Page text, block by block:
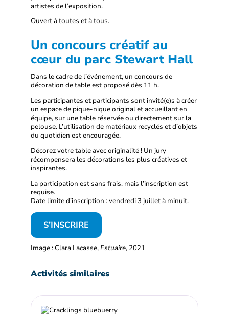
artistes de l’exposition.
Ouvert à toutes et à tous.
Un concours créatif au
cœur du parc Stewart Hall
Dans le cadre de l’événement, un concours de
décoration de table est proposé dès 11 h.
Les participantes et participants sont invité(e)s à créer
un espace de pique-nique original et accueillant en
équipe, sur une table réservée ou directement sur la
pelouse. L’utilisation de matériaux recyclés et d’objets
du quotidien est encouragée.
Décorez votre table avec originalité ! Un jury
récompensera les décorations les plus créatives et
inspirantes.
La participation est sans frais, mais l’inscription est
requise.
Date limite d’inscription : vendredi 3 juillet à minuit.
S’INSCRIRE
Image : Clara Lacasse,Estuaire, 2021
Activités similaires